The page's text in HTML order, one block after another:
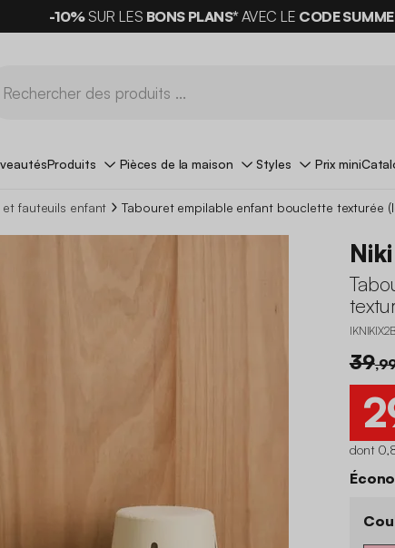
-10%SUR LES BONS PLANS*AVEC LE CODE
Produits Pièces de la maison Styles Prix mini
et fauteuils enfant Tabouret empilable enfant bouclette texturée
39
dont